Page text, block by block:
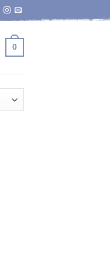
0